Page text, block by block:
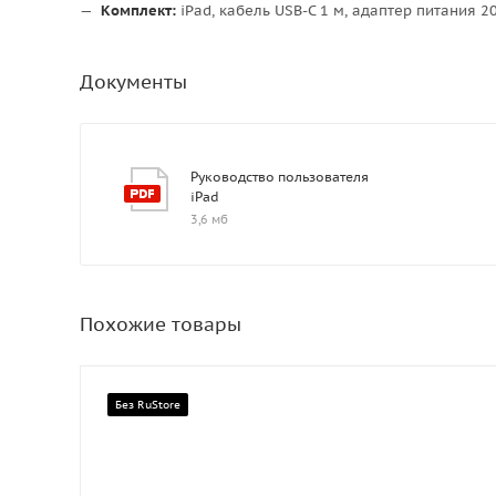
Комплект: iPad, кабель USB-C 1 м, адаптер питания
Документы
Руководство пользователя
iPad
3,6 мб
Похожие товары
Без RuStore